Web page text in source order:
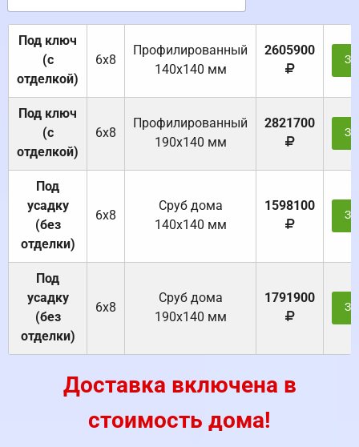
Под ключ
(с
отделкой)
6х8
Профилированный
140х140 мм
2605900
Под ключ
(с
отделкой)
6х8
Профилированный
190х140 мм
2821700
Под
усадку
(без
отделки)
6х8
Cруб дома
140х140 мм
1598100
Под
усадку
(без
отделки)
6х8
Cруб дома
190х140 мм
1791900
Доставка включена в
стоимость дома!